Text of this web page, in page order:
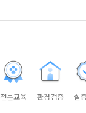
전문교육 환경검증 실